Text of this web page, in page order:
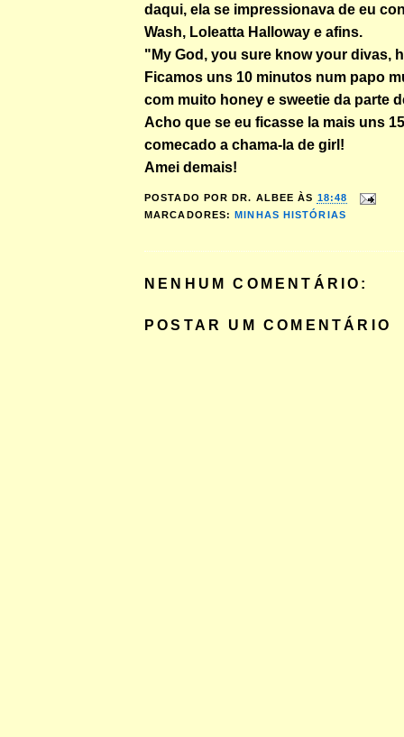
daqui, ela se impressionava de eu
Wash, Loleatta Halloway e afins.
"My God, you sure know your divas,
Ficamos uns 10 minutos num papo
com muito honey e sweetie da parte
Acho que se eu ficasse la mais uns
comecado a chama-la de girl!
Amei demais!
POSTADO POR DR. ALBEE ÀS 18:48
MARCADORES:MINHAS HISTÓRIAS
NENHUM COMENTÁRIO:
POSTAR UM COMENTÁRIO